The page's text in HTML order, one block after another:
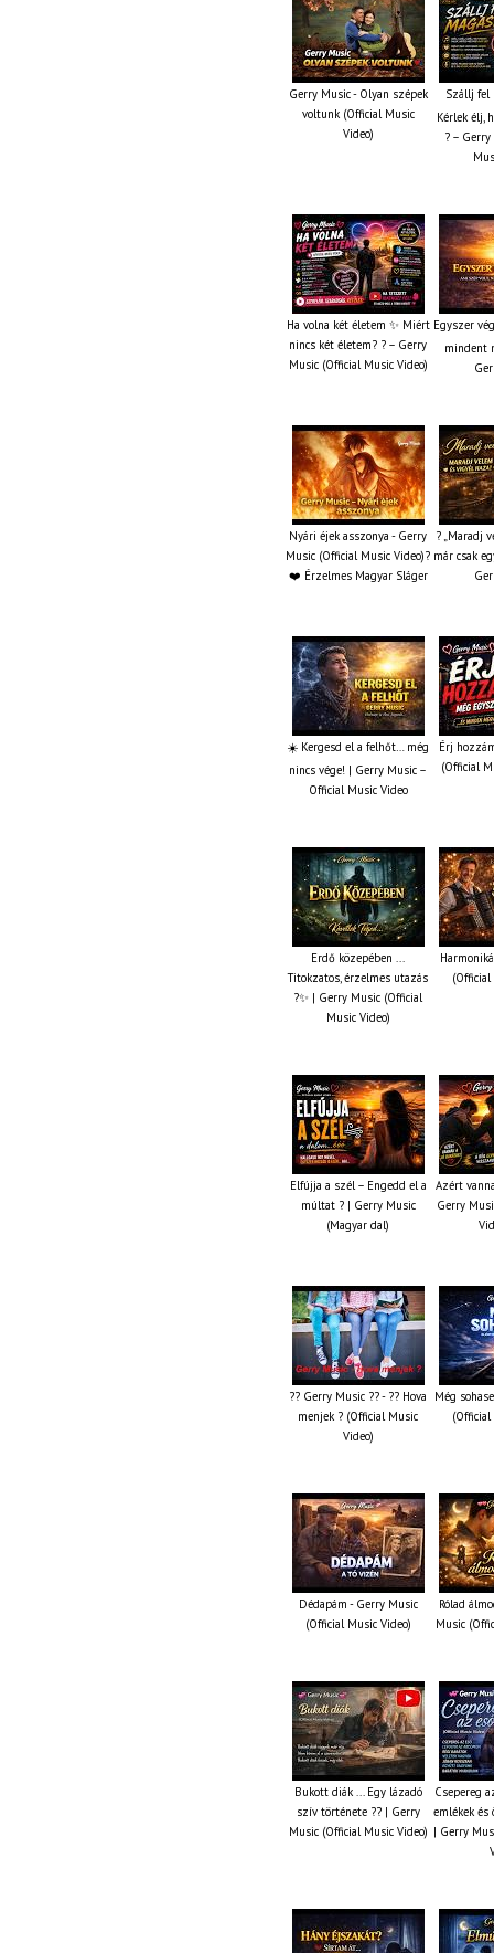
Gerry Music - Olyan szépek
voltunk (Official Music
Video)
Szállj fel
Kérlek élj,
? –
Ha volna két életem ✨ Miért
nincs két életem? ? – Gerry
Music (Official Music Video)
Egyszer
mindent
Nyári éjek asszonya - Gerry
Music (Official Music Video)?
❤️ Érzelmes Magyar Sláger
? „Maradj
már csak
☀️ Kergesd el a felhőt… még
nincs vége! | Gerry Music –
Official Music Video
Érj
(Official
Erdő közepében ...
Titokzatos, érzelmes utazás
?✨ | Gerry Music (Official
Music Video)
(Official
Elfújja a szél – Engedd el a
múltat ? | Gerry Music
(Magyar dal)
Azért
Gerry
?? Gerry Music ?? - ?? Hova
menjek ? (Official Music
Video)
Még
(Official
Dédapám - Gerry Music
(Official Music Video)
Rólad
Music
Bukott diák ... Egy lázadó
szív története ?? | Gerry
Music (Official Music Video)
Csepereg
emlékek és
| Gerry